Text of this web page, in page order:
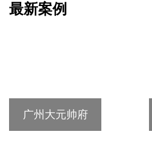
最新案例
广州大元帅府